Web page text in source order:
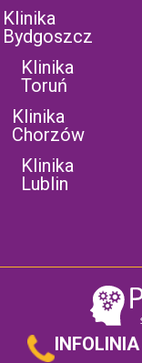
Klinika
Bydgoszcz
Klinika
Toruń
Klinika
Chorzów
Klinika
Lublin
INFOLINIA